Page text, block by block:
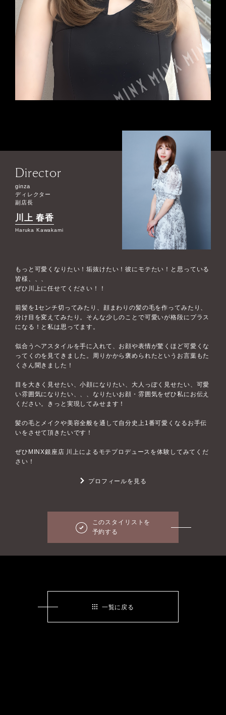
Director
ginza
ディレクター
副店長
川上 春香
Haruka Kawakami
もっと可愛くなりたい！垢抜けたい！彼にモテたい！と思っている
皆様、、、
ぜひ川上に任せてください！！
前髪を1センチ切ってみたり、顔まわりの髪の毛を作ってみたり、
分け目を変えてみたり。そんな少しのことで可愛いが格段にプラス
になる！と私は思ってます。
似合うヘアスタイルを手に入れて、お顔や表情が驚くほど可愛くな
ってくのを見てきました。周りかから褒められたというお言葉もた
くさん聞きました！
目を大きく見せたい、小顔になりたい、大人っぽく見せたい、可愛
い雰囲気になりたい、、、なりたいお顔・雰囲気をぜひ私にお伝え
ください。きっと実現してみせます！
髪の毛とメイクや美容全般を通して自分史上1番可愛くなるお手伝
いをさせて頂きたいです！
ぜひMINX銀座店 川上によるモテプロデュースを体験してみてくだ
さい！
プロフィールを見る
このスタイリストを
予約する
一覧に戻る